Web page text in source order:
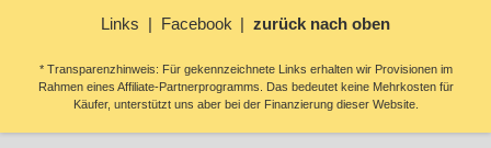
Links Facebook zurück nach oben
* Transparenzhinweis: Für gekennzeichnete Links erhalten wir Provisionen im
Rahmen eines Affiliate-Partnerprogramms. Das bedeutet keine Mehrkosten für
Käufer, unterstützt uns aber bei der Finanzierung dieser Website.